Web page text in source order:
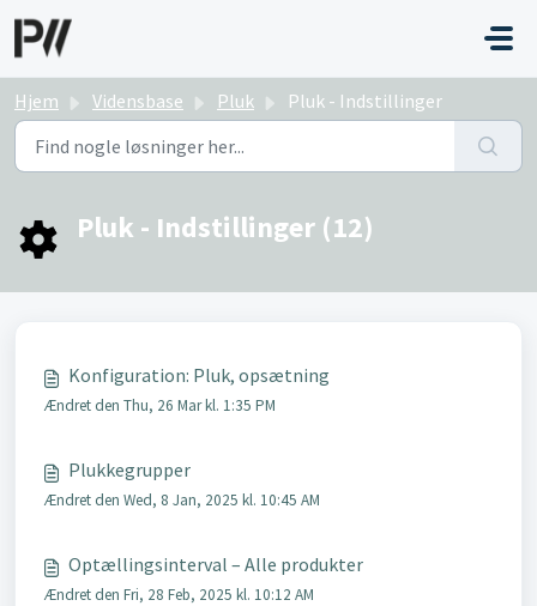
Hjem Vidensbase Pluk Pluk - Indstillinger
Pluk - Indstillinger (12)
Konfiguration: Pluk, opsætning
Ændret den Thu, 26 Mar kl. 1:35 PM
Plukkegrupper
Ændret den Wed, 8 Jan, 2025 kl. 10:45 AM
Optællingsinterval – Alle produkter
Ændret den Fri, 28 Feb, 2025 kl. 10:12 AM